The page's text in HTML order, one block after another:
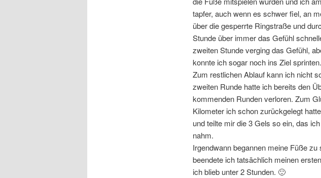
tapfer, auch wenn es schwer fiel, an
über die gesperrte Ringstraße und
Stunde über immer das Gefühl
zweiten Stunde verging das Gefühl,
konnte ich sogar noch ins Ziel
Zum restlichen Ablauf kann ich nicht
zweiten Runde hatte ich bereits den
kommenden Runden verloren. Zum
Kilometer ich schon zurückgelegt
und teilte mir die 3 Gels so ein, das
nahm.
Irgendwann begannen meine Füße
beendete ich tatsächlich meinen
ich blieb unter 2 Stunden. 🙂